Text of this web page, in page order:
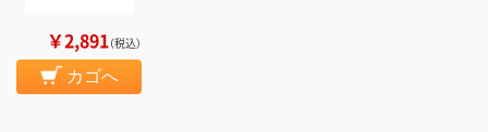
￥2,891（税込）
カゴへ